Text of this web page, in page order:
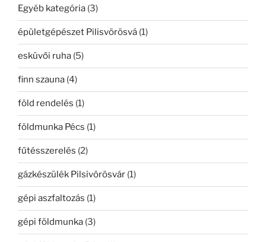
Egyéb kategória (3)
épületgépészet Pilisvörösvá (1)
esküvői ruha (5)
finn szauna (4)
föld rendelés (1)
földmunka Pécs (1)
fűtésszerelés (2)
gázkészülék Pilsivörösvár (1)
gépi aszfaltozás (1)
gépi földmunka (3)